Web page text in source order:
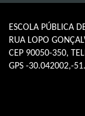
ESCOLA PÚBLICA
RUA LOPO
CEP 90050-350,
GPS -30.042002,-